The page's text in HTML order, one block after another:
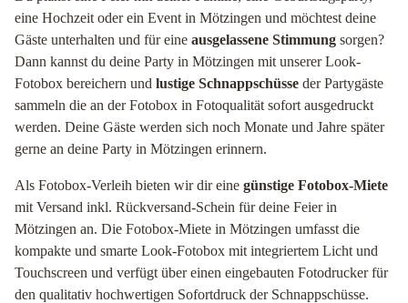
eine Hochzeit oder ein Event in Mötzingen und möchtest deine
Gäste unterhalten und für eine ausgelassene Stimmung sorgen?
Dann kannst du deine Party in Mötzingen mit unserer Look-
Fotobox bereichern und lustige Schnappschüsse der Partygäste
sammeln die an der Fotobox in Fotoqualität sofort ausgedruckt
werden. Deine Gäste werden sich noch Monate und Jahre später
gerne an deine Party in Mötzingen erinnern.
Als Fotobox-Verleih bieten wir dir eine günstige Fotobox-Miete
mit Versand inkl. Rückversand-Schein für deine Feier in
Mötzingen an. Die Fotobox-Miete in Mötzingen umfasst die
kompakte und smarte Look-Fotobox mit integriertem Licht und
Touchscreen und verfügt über einen eingebauten Fotodrucker für
den qualitativ hochwertigen Sofortdruck der Schnappschüsse.